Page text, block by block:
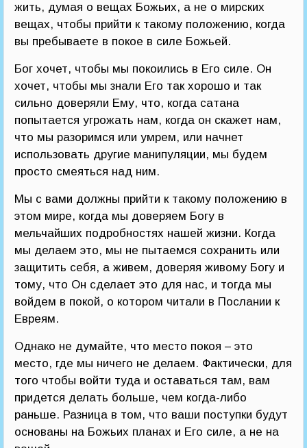
жить, думая о вещах Божьих, а не о мирских
вещах, чтобы прийти к такому положению, когда
вы пребываете в покое в силе Божьей.
Бог хочет, чтобы мы покоились в Его силе. Он
хочет, чтобы мы знали Его так хорошо и так
сильно доверяли Ему, что, когда сатана
попытается угрожать нам, когда он скажет нам,
что мы разоримся или умрем, или начнет
использовать другие манипуляции, мы будем
просто смеяться над ним.
Мы с вами должны прийти к такому положению в
этом мире, когда мы доверяем Богу в
мельчайших подробностях нашей жизни. Когда
мы делаем это, мы не пытаемся сохранить или
защитить себя, а живем, доверяя живому Богу и
тому, что Он сделает это для нас, и тогда мы
войдем в покой, о котором читали в Послании к
Евреям.
Однако не думайте, что место покоя – это
место, где мы ничего не делаем. Фактически, для
того чтобы войти туда и оставаться там, вам
придется делать больше, чем когда-либо
раньше. Разница в том, что ваши поступки будут
основаны на Божьих планах и Его силе, а не на